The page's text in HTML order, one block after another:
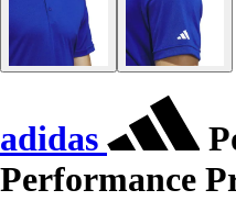
adidas
Performance